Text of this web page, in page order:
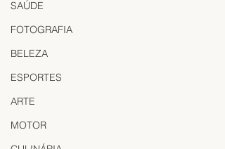
SAÚDE
FOTOGRAFIA
BELEZA
ESPORTES
ARTE
MOTOR